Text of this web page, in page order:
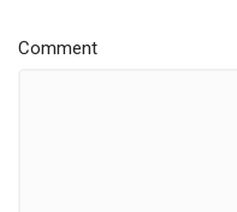
Comment